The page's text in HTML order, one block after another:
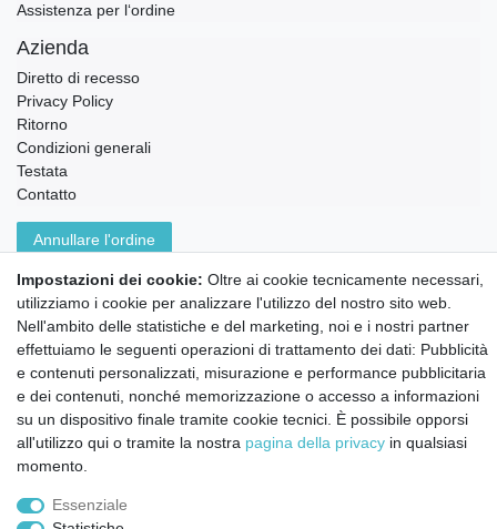
Assistenza per l‘ordine
Azienda
Diretto di recesso
Privacy Policy
Ritorno
Condizioni generali
Testata
Contatto
Annullare l'ordine
Notizie sui materiali Montessori e sull'educazione
Montessori.
Informazioni settimanali gratuite
Confermo di aver preso visione della:
. Il mio accordo può essere revocato
in qualsiasi momento.
Iscriviti a
Impostazioni dei cookie: Oltre ai cookie tecnicamente necessari,
utilizziamo i cookie per analizzare l'utilizzo del nostro sito web.
Nell'ambito delle statistiche e del marketing, noi e i nostri partner
effettuiamo le seguenti operazioni di trattamento dei dati: Pubblicità
e contenuti personalizzati, misurazione e performance pubblicitaria
e dei contenuti, nonché memorizzazione o accesso a informazioni
su un dispositivo finale tramite cookie tecnici. È possibile opporsi
all'utilizzo qui o tramite la nostra pagina della privacy in qualsiasi
momento.
Essenziale